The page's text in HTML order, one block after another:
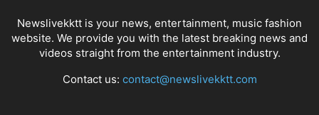
Newslivekktt is your news, entertainment, music fashion
website. We provide you with the latest breaking news and
videos straight from the entertainment industry.
Contact us: contact@newslivekktt.com